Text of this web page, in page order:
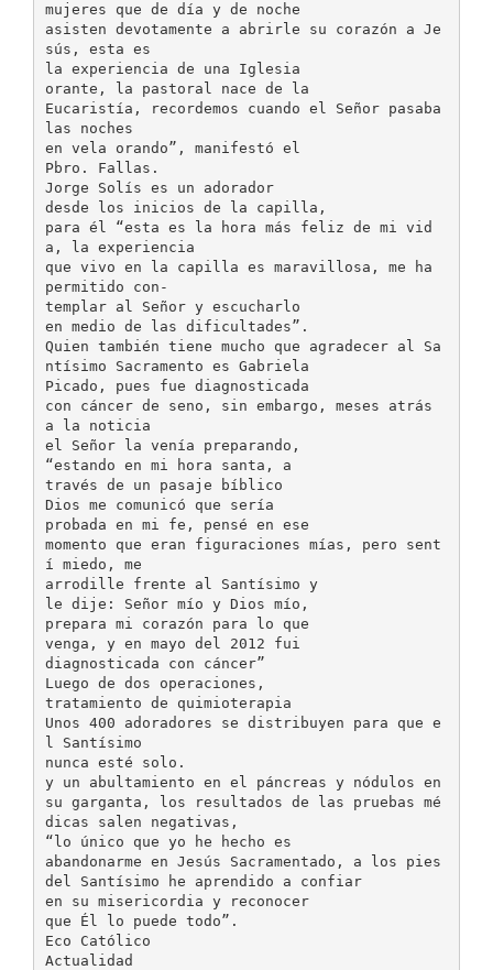
mujeres que de día y de noche
asisten devotamente a abrirle su corazón a Je
sús, esta es
la experiencia de una Iglesia
orante, la pastoral nace de la
Eucaristía, recordemos cuando el Señor pasaba
las noches
en vela orando”, manifestó el
Pbro. Fallas.
Jorge Solís es un adorador
desde los inicios de la capilla,
para él “esta es la hora más feliz de mi vid
a, la experiencia
que vivo en la capilla es maravillosa, me ha
permitido con-
templar al Señor y escucharlo
en medio de las dificultades”.
Quien también tiene mucho que agradecer al Sa
ntísimo Sacramento es Gabriela
Picado, pues fue diagnosticada
con cáncer de seno, sin embargo, meses atrás
a la noticia
el Señor la venía preparando,
“estando en mi hora santa, a
través de un pasaje bíblico
Dios me comunicó que sería
probada en mi fe, pensé en ese
momento que eran figuraciones mías, pero sent
í miedo, me
arrodille frente al Santísimo y
le dije: Señor mío y Dios mío,
prepara mi corazón para lo que
venga, y en mayo del 2012 fui
diagnosticada con cáncer”
Luego de dos operaciones,
tratamiento de quimioterapia
Unos 400 adoradores se distribuyen para que e
l Santísimo
nunca esté solo.
y un abultamiento en el páncreas y nódulos en
su garganta, los resultados de las pruebas mé
dicas salen negativas,
“lo único que yo he hecho es
abandonarme en Jesús Sacramentado, a los pies
del Santísimo he aprendido a confiar
en su misericordia y reconocer
que Él lo puede todo”.
Eco Católico
Actualidad